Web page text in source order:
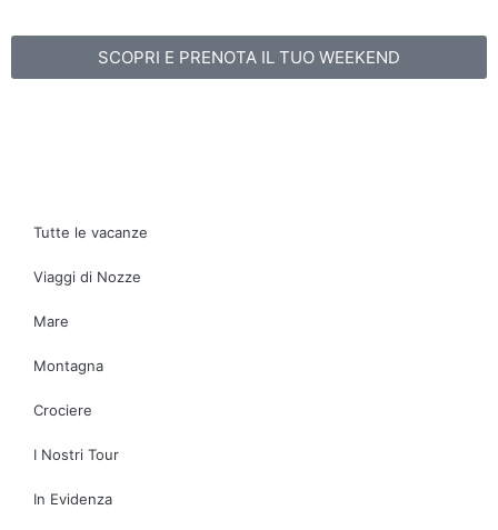
SCOPRI E PRENOTA IL TUO WEEKEND
Tutte le vacanze
Viaggi di Nozze
Mare
Montagna
Crociere
I Nostri Tour
In Evidenza